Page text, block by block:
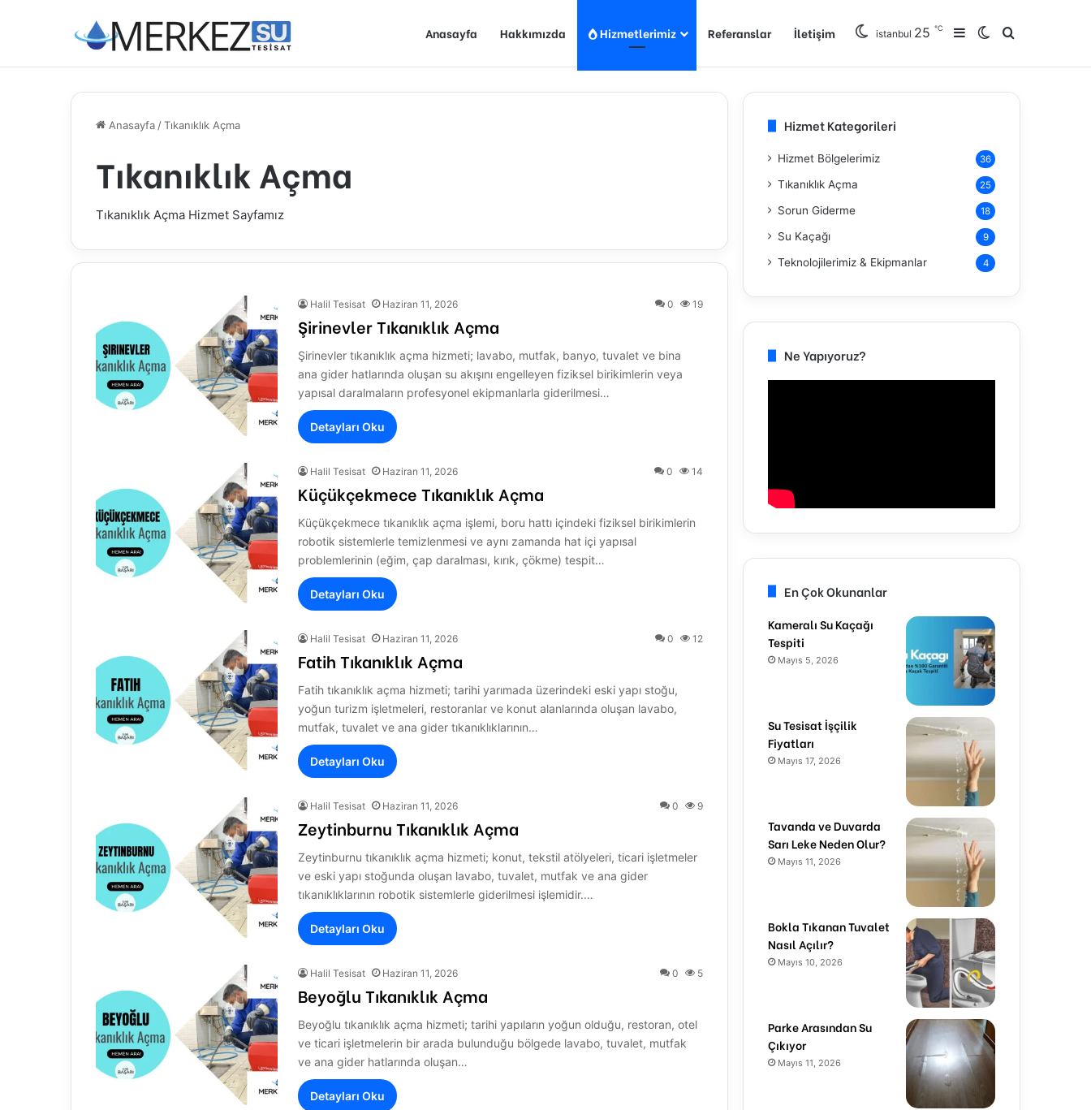
Anasayfa Hakkımızda Hizmetlerimiz Referanslar İletişim istanbul 25 ℃ Kenar Bölmesi
Dış görünümü
Arama yap
Anasayfa /Tıkanıklık Açma
Tıkanıklık Açma
Tıkanıklık Açma Hizmet Sayfamız
Halil Tesisat Haziran 11, 2026 0 19
Şirinevler Tıkanıklık Açma
Şirinevler tıkanıklık açma hizmeti; lavabo, mutfak, banyo, tuvalet ve bina
ana gider hatlarında oluşan su akışını engelleyen fiziksel birikimlerin veya
yapısal daralmaların profesyonel ekipmanlarla giderilmesi…
Detayları Oku
Halil Tesisat Haziran 11, 2026 0 14
Küçükçekmece Tıkanıklık Açma
Küçükçekmece tıkanıklık açma işlemi, boru hattı içindeki fiziksel birikimlerin
robotik sistemlerle temizlenmesi ve aynı zamanda hat içi yapısal
problemlerinin (eğim, çap daralması, kırık, çökme) tespit…
Detayları Oku
Halil Tesisat Haziran 11, 2026 0 12
Fatih Tıkanıklık Açma
Fatih tıkanıklık açma hizmeti; tarihi yarımada üzerindeki eski yapı stoğu,
yoğun turizm işletmeleri, restoranlar ve konut alanlarında oluşan lavabo,
mutfak, tuvalet ve ana gider tıkanıklıklarının…
Detayları Oku
Halil Tesisat Haziran 11, 2026 0 9
Zeytinburnu Tıkanıklık Açma
Zeytinburnu tıkanıklık açma hizmeti; konut, tekstil atölyeleri, ticari işletmeler
ve eski yapı stoğunda oluşan lavabo, tuvalet, mutfak ve ana gider
tıkanıklıklarının robotik sistemlerle giderilmesi işlemidir.…
Detayları Oku
Halil Tesisat Haziran 11, 2026 0 5
Beyoğlu Tıkanıklık Açma
Beyoğlu tıkanıklık açma hizmeti; tarihi yapıların yoğun olduğu, restoran, otel
ve ticari işletmelerin bir arada bulunduğu bölgede lavabo, tuvalet, mutfak
ve ana gider hatlarında oluşan…
Detayları Oku
Hizmet Kategorileri
Hizmet Bölgelerimiz 36
Tıkanıklık Açma 25
Sorun Giderme 18
Su Kaçağı 9
Teknolojilerimiz & Ekipmanlar 4
Ne Yapıyoruz?
En Çok Okunanlar
Kameralı Su Kaçağı
Tespiti
Mayıs 5, 2026
Su Tesisat İşçilik
Fiyatları
Mayıs 17, 2026
Tavanda ve Duvarda
Sarı Leke Neden Olur?
Mayıs 11, 2026
Bokla Tıkanan Tuvalet
Nasıl Açılır?
Mayıs 10, 2026
Parke Arasından Su
Çıkıyor
Mayıs 11, 2026